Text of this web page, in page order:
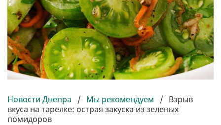
Новости Днепра / Мы рекомендуем / Взрыв
вкуса на тарелке: острая закуска из зеленых
помидоров